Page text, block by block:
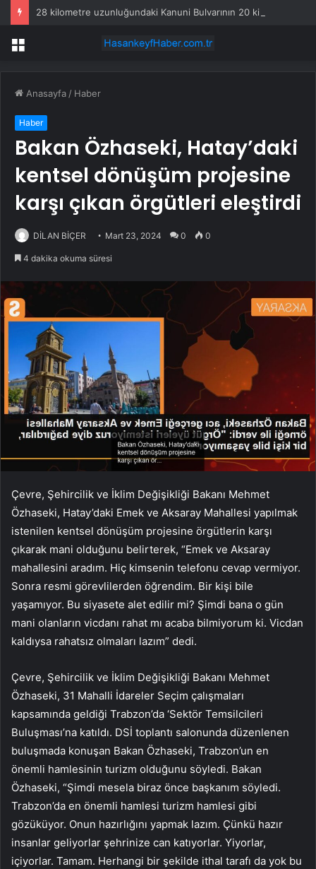
Menü
Anasayfa / Haber
Haber
Bakan Özhaseki, Hatay’daki
kentsel dönüşüm projesine
karşı çıkan örgütleri eleştirdi
DİLAN BİÇER Mart 23, 2024 0 0
4 dakika okuma süresi
Çevre, Şehircilik ve İklim Değişikliği Bakanı Mehmet
Özhaseki, Hatay’daki Emek ve Aksaray Mahallesi yapılmak
istenilen kentsel dönüşüm projesine örgütlerin karşı
çıkarak mani olduğunu belirterek, “Emek ve Aksaray
mahallesini aradım. Hiç kimsenin telefonu cevap vermiyor.
Sonra resmi görevlilerden öğrendim. Bir kişi bile
yaşamıyor. Bu siyasete alet edilir mi? Şimdi bana o gün
mani olanların vicdanı rahat mı acaba bilmiyorum ki. Vicdan
kaldıysa rahatsız olmaları lazım” dedi.
Çevre, Şehircilik ve İklim Değişikliği Bakanı Mehmet
Özhaseki, 31 Mahalli İdareler Seçim çalışmaları
kapsamında geldiği Trabzon’da ‘Sektör Temsilcileri
Buluşması’na katıldı. DSİ toplantı salonunda düzenlenen
buluşmada konuşan Bakan Özhaseki, Trabzon’un en
önemli hamlesinin turizm olduğunu söyledi. Bakan
Özhaseki, “Şimdi mesela biraz önce başkanım söyledi.
Trabzon’da en önemli hamlesi turizm hamlesi gibi
gözüküyor. Onun hazırlığını yapmak lazım. Çünkü hazır
insanlar geliyorlar şehrinize can katıyorlar. Yiyorlar,
içiyorlar. Tamam. Herhangi bir şekilde ithal tarafı da yok bu